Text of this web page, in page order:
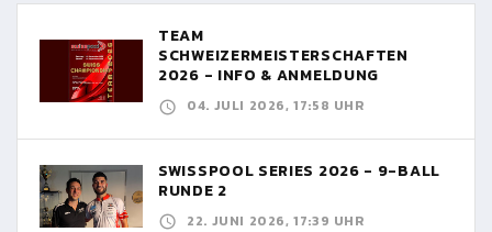
TEAM
SCHWEIZERMEISTERSCHAFTEN
2026 - INFO & ANMELDUNG
04. JULI 2026, 17:58 UHR
SWISSPOOL SERIES 2026 - 9-BALL
RUNDE 2
22. JUNI 2026, 17:39 UHR